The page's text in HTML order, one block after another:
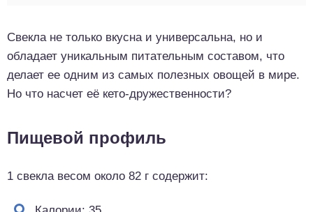
Свекла не только вкусна и универсальна, но и
обладает уникальным питательным составом, что
делает ее одним из самых полезных овощей в мире.
Но что насчет её кето-дружественности?
Пищевой профиль
1 свекла весом около 82 г содержит: